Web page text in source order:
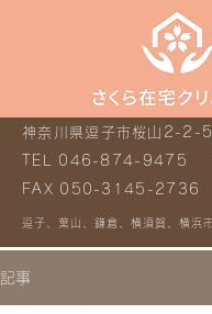
神奈川県逗子市桜山2-2-
TEL 046-874-9475
FAX 050-3145-2736
逗子、葉山、鎌倉、横須賀、横浜
記事